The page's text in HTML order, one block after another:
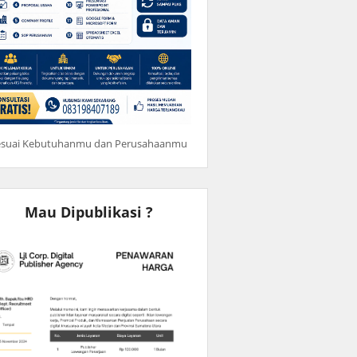
Kebutuhanmu dan Perusahaanmu
Mau Dipublikasi ?